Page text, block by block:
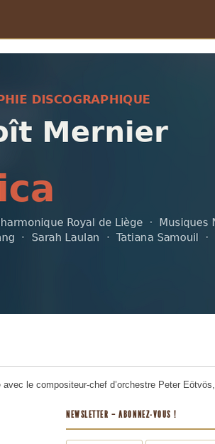
avec le compositeur-chef d’orchestre Peter Eötvös,
NEWSLETTER – ABONNEZ-VOUS !